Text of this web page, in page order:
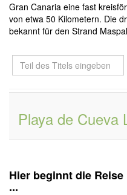
Gran Canaria eine fast
von etwa 50 Kilometern. Die
bekannt für den Strand
Teil
des
Playa de Cueva
Hier beginnt die Reise
...